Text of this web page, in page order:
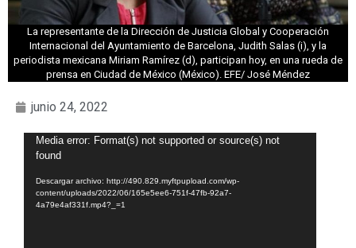
La representante de la Dirección de Justicia Global y Cooperación
Internacional del Ayuntamiento de Barcelona, Judith Salas (i), y la
periodista mexicana Miriam Ramírez (d), participan hoy, en una rueda de
prensa en Ciudad de México (México). EFE/ José Méndez
junio 24, 2022
Reproductor
de
vídeo
Media error: Format(s) not supported or source(s) not
found
Descargar archivo: http://490.829.myftpupload.com/wp-
content/uploads/2022/06/165e5ee6-751f-47fb-92a7-
4a79e4af331f.mp4?_=1